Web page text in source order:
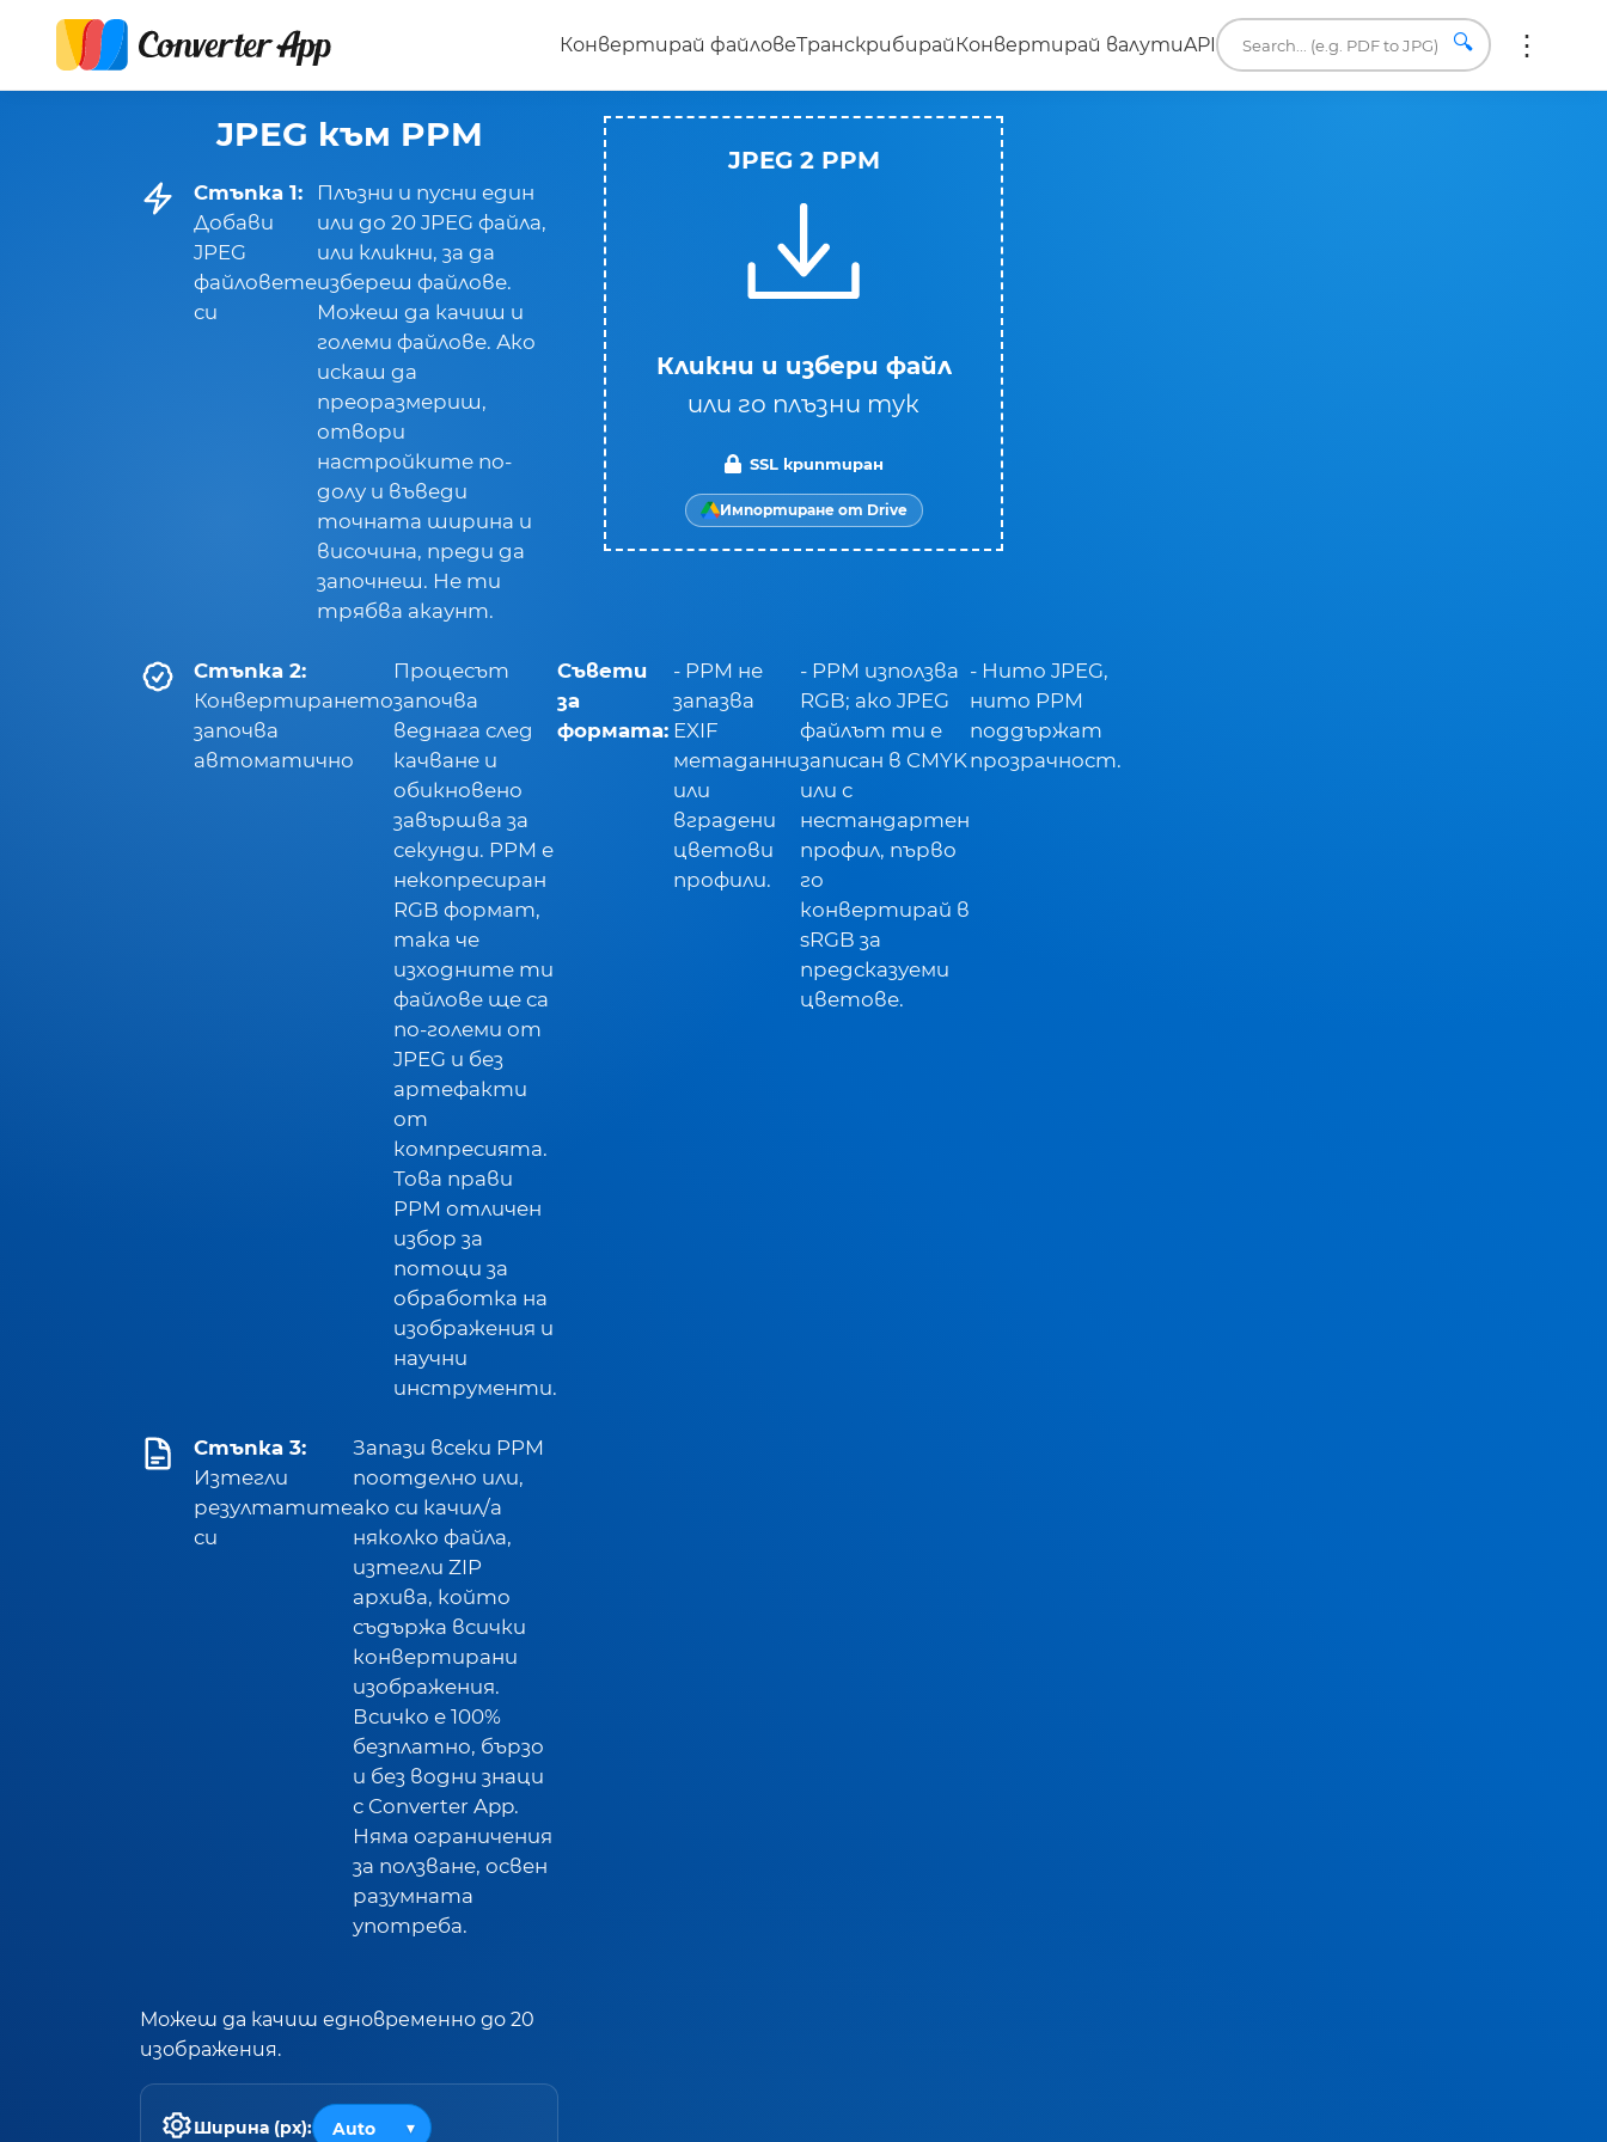
Конвертирай файловеТранскрибирай Конвертирай валутиAPI 🔍
JPEG към PPM
Стъпка 1:
Добави
JPEG
файловете
си
Плъзни и пусни един
или до 20 JPEG файла,
или кликни, за да
избереш файлове.
Можеш да качиш и
големи файлове. Ако
искаш да
преоразмериш,
отвори
настройките по-
долу и въведи
точната ширина и
височина, преди да
започнеш. Не ти
трябва акаунт.
Стъпка 2:
Конвертирането
започва
автоматично
Процесът
започва
веднага след
качване и
обикновено
завършва за
секунди. PPM е
некопресиран
RGB формат,
така че
изходните ти
файлове ще са
по-големи от
JPEG и без
артефакти
от
компресията.
Това прави
PPM отличен
избор за
потоци за
обработка на
изображения и
научни
инструменти.
Съвети
за
формата:
- PPM не
запазва
EXIF
метаданни
или
вградени
цветови
профили.
- PPM използва
RGB; ако JPEG
файлът ти е
записан в CMYK
или с
нестандартен
профил, първо
го
конвертирай в
sRGB за
предсказуеми
цветове.
- Нито JPEG,
нито PPM
поддържат
прозрачност.
Стъпка 3:
Изтегли
резултатите
си
Запази всеки PPM
поотделно или,
ако си качил/а
няколко файла,
изтегли ZIP
архива, който
съдържа всички
конвертирани
изображения.
Всичко е 100%
безплатно, бързо
и без водни знаци
с Converter App.
Няма ограничения
за ползване, освен
разумната
употреба.
Можеш да качиш едновременно до 20
изображения.
Ширина (px):
JPEG 2 PPM
Кликни и избери файл
или го плъзни тук
SSL криптиран
Импортиране от Drive